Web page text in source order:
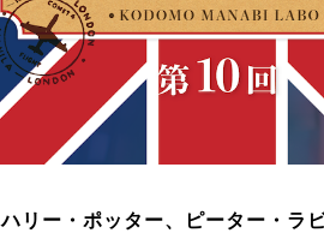
ハリー・ポッター、ピーター・ラ